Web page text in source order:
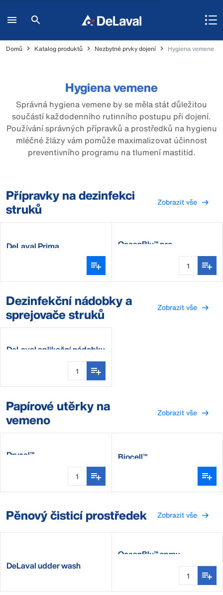
Domů Katalog produktů Nezbytné prvky dojení Hygiena vemene
Hygiena vemene
Správná hygiena vemene by se měla stát důležitou
součástí každodenního rutinního postupu při dojení.
Používání správných přípravků a prostředků na hygienu
mléčné žlázy vám pomůže maximalizovat účinnost
preventivního programu na tlumení mastitid.
Přípravky na dezinfekci
struků Zobrazit vše
DeLaval Prima OceanBlu™ pro
Dezinfekční nádobky a
sprejovače struků Zobrazit vše
DeLaval aplikační nádobky
Papírové utěrky na
vemeno Zobrazit vše
Drycel™ Biocell™
Pěnový čisticí prostředek Zobrazit vše
DeLaval udder wash
OceanBlu™ spray